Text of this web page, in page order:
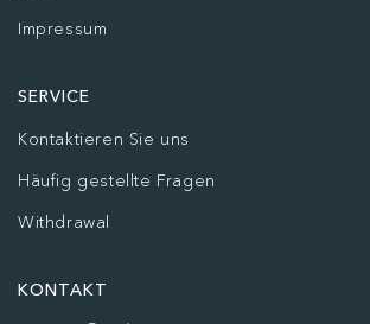
Impressum
SERVICE
Kontaktieren Sie uns
Häufig gestellte Fragen
Withdrawal
KONTAKT